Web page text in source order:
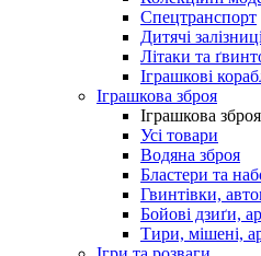
Спецтранспорт
Дитячі
Літаки та
Іграшкові
Іграшкова зброя
Іграшкова зброя
Усі товари
Водяна зброя
Бластери та
Гвинтівки,
Бойові дзиґи,
Тири, мішені,